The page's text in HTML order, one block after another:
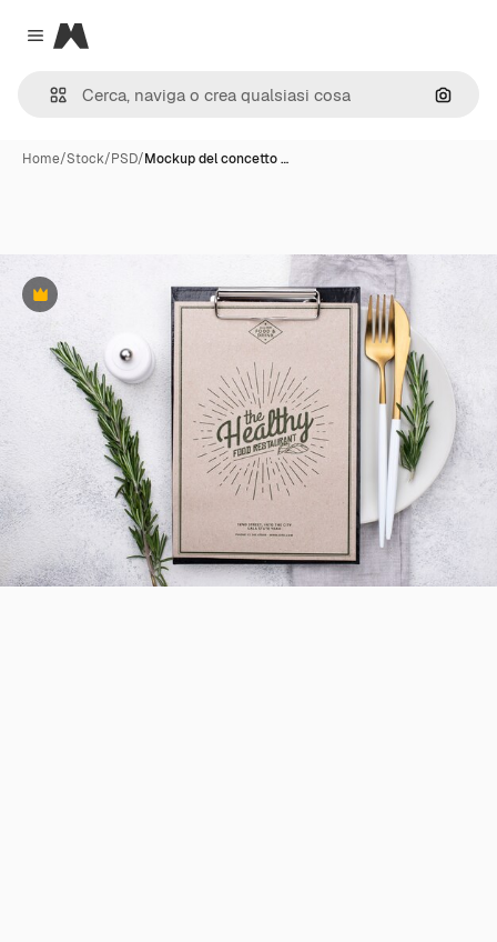
Close menu
Magnific
Cerca
Home/Stock/PSD/Mockup del concetto …
Premium